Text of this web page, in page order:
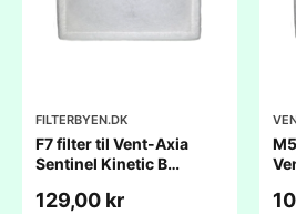
FILTERBYEN.DK
F7 filter til Vent-Axia
Sentinel Kinetic B
129,00 kr